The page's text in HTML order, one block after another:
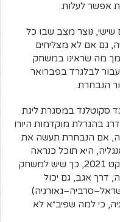
אפשר לעלות.
שישי, נוצר מצב שבו כל
, גם אם לא מצליחים
מה שראינו במשחק
לבלגרד בפברואר
הנבחרת.
סקוטלנד במסגרת ליגת
דרג בהגרלת מוקדמות היורו
, אם הנבחרת תעשה את
, היא תוכל כנראה
כך שיש למשחק
, דרך אגב, גם יכול
–סרביה–גאורגיה)
, כי למה שפיב״א לא